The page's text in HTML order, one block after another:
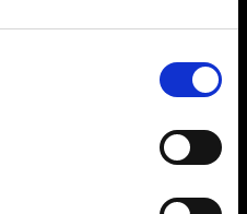
Puedes ajustarla en
antorcha de forma
precisión, de una toma